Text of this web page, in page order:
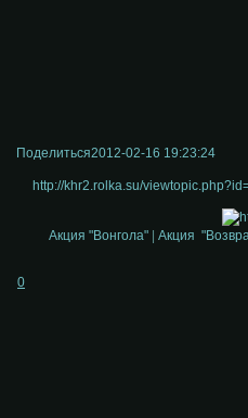
Поделиться2012-02-16 19:23:24
http://khr2.rolka.su/
Акция "Вонгола"| Акция
0